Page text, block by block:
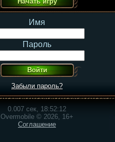
Имя
Пароль
Забыли пароль?
0.007 сек, 18:52:12
Overmobile © 2026, 16+
Соглашение